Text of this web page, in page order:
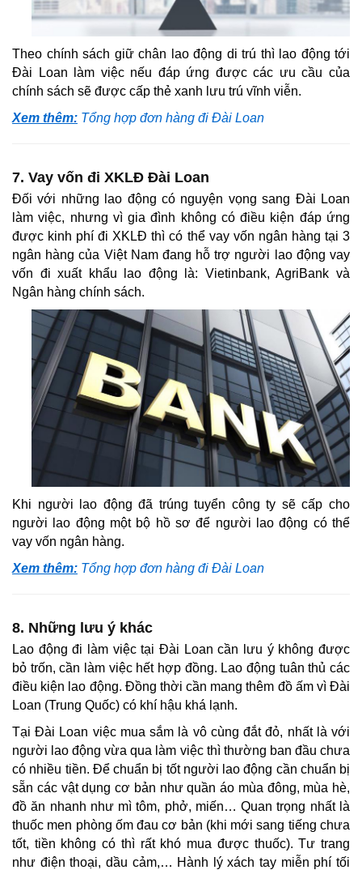
Theo chính sách giữ chân lao động di trú thì lao động tới
Đài Loan làm việc nếu đáp ứng được các ưu cầu của
chính sách sẽ được cấp thẻ xanh lưu trú vĩnh viễn.
Xem thêm: Tổng hợp đơn hàng đi Đài Loan
7. Vay vốn đi XKLĐ Đài Loan
Đối với những lao động có nguyện vọng sang Đài Loan
làm việc, nhưng vì gia đình không có điều kiện đáp ứng
được kinh phí đi XKLĐ thì có thể vay vốn ngân hàng tại 3
ngân hàng của Việt Nam đang hỗ trợ người lao động vay
vốn đi xuất khẩu lao động là: Vietinbank, AgriBank và
Ngân hàng chính sách.
Khi người lao động đã trúng tuyển công ty sẽ cấp cho
người lao động một bộ hồ sơ để người lao động có thể
vay vốn ngân hàng.
Xem thêm: Tổng hợp đơn hàng đi Đài Loan
8. Những lưu ý khác
Lao động đi làm việc tại Đài Loan cần lưu ý không được
bỏ trốn, cần làm việc hết hợp đồng. Lao động tuân thủ các
điều kiện lao động. Đồng thời cần mang thêm đồ ấm vì Đài
Loan (Trung Quốc) có khí hậu khá lạnh.
Tại Đài Loan việc mua sắm là vô cùng đắt đỏ, nhất là với
người lao động vừa qua làm việc thì thường ban đầu chưa
có nhiều tiền. Để chuẩn bị tốt người lao động cần chuẩn bị
sẵn các vật dụng cơ bản như quần áo mùa đông, mùa hè,
đồ ăn nhanh như mì tôm, phở, miến… Quan trọng nhất là
thuốc men phòng ốm đau cơ bản (khi mới sang tiếng chưa
tốt, tiền không có thì rất khó mua được thuốc). Tư trang
như điện thoại, dầu cảm,… Hành lý xách tay miễn phí tối